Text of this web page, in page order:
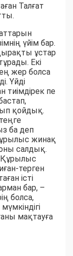
Талғат
үйім бар.
ұстар
Екі
жер болса
Үйді
тиімдірек пе
қойдық.
ба деп
жинақ
салдық.
терген
істі
бар, –
болса,
мақтауға